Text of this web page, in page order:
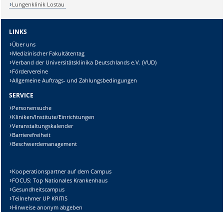
Lungenklinik Lostau
LINKS
Über uns
Medizinischer Fakultätentag
Verband der Universitätsklinika Deutschlands e.V. (VUD)
Fördervereine
Allgemeine Auftrags- und Zahlungsbedingungen
SERVICE
Personensuche
Kliniken/Institute/Einrichtungen
Veranstaltungskalender
Barrierefreiheit
Beschwerdemanagement
Kooperationspartner auf dem Campus
FOCUS: Top Nationales Krankenhaus
Gesundheitscampus
Teilnehmer UP KRITIS
Hinweise anonym abgeben